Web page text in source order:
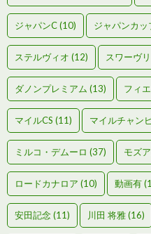
ジャパンC(10) ジャパンカッ
ステルヴィオ (12) スワーヴ
ダノンプレミアム (13) フィ
マイルCS (11) マイルチャン
ミルコ・デムーロ (37) モズ
ロードカナロア (10) 動画有
安田記念(11) 川田 将雅(16)